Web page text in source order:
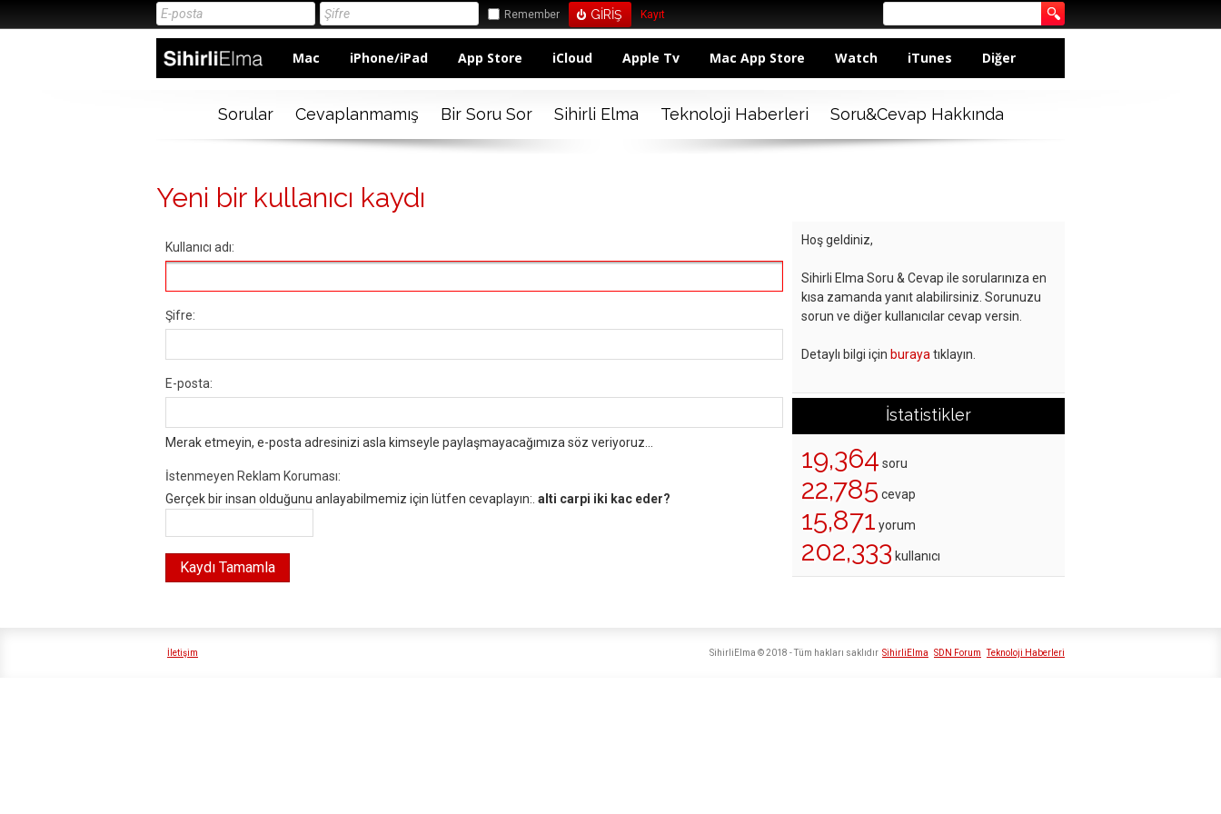
Remember Kayıt
Mac iPhone/iPad App Store iCloud Apple Tv Mac App Store Watch iTunes Diğer
Sorular Cevaplanmamış Bir Soru Sor Sihirli Elma Teknoloji Haberleri Soru&Cevap Hakkında
Yeni bir kullanıcı kaydı
Kullanıcı adı:
Şifre:
E-posta:
Merak etmeyin, e-posta adresinizi asla kimseyle paylaşmayacağımıza söz veriyoruz...
İstenmeyen Reklam Koruması:
Gerçek bir insan olduğunu anlayabilmemiz için lütfen cevaplayın:. alti carpi iki kac eder?
Hoş geldiniz,
Sihirli Elma Soru & Cevap ile sorularınıza en
kısa zamanda yanıt alabilirsiniz. Sorunuzu
sorun ve diğer kullanıcılar cevap versin.
Detaylı bilgi için buraya tıklayın.
İstatistikler
19,364 soru
22,785 cevap
15,871 yorum
202,333 kullanıcı
İletişim SihirliElma SDN Forum Teknoloji Haberleri
SihirliElma © 2018 - Tüm hakları saklıdır